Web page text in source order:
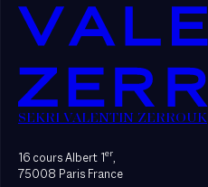
SEKRI VALENTIN ZERROUK
16 cours Albert 1er,
75008 Paris France